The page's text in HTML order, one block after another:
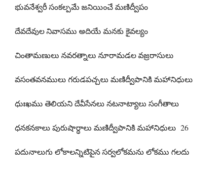
భువనేశ్వరీ సంకల్పమే జనియించే మణిద్వీపం
దేవదేవుల నివాసము అదియే మనకు కైవల్యం
చింతామణులు నవరత్నాలు నూరామడల వజ్రరాసులు
వసంతవనములు గరుడపచ్చలు మణిద్వీపానికి మహానిధులు
ధుఃఖము తెలియని దేవీసేనలు నటనాట్యాలు సంగీతాలు
ధనకనకాలు పురుషార్ధాలు మణిద్వీపానికి మహానిధులు 26
పదునాలుగు లోకాలన్నిటిపైన సర్వలోకమను లోకము గలదు